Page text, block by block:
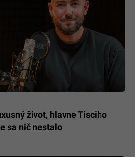
život, hlavne Tisciho
sa nič nestalo